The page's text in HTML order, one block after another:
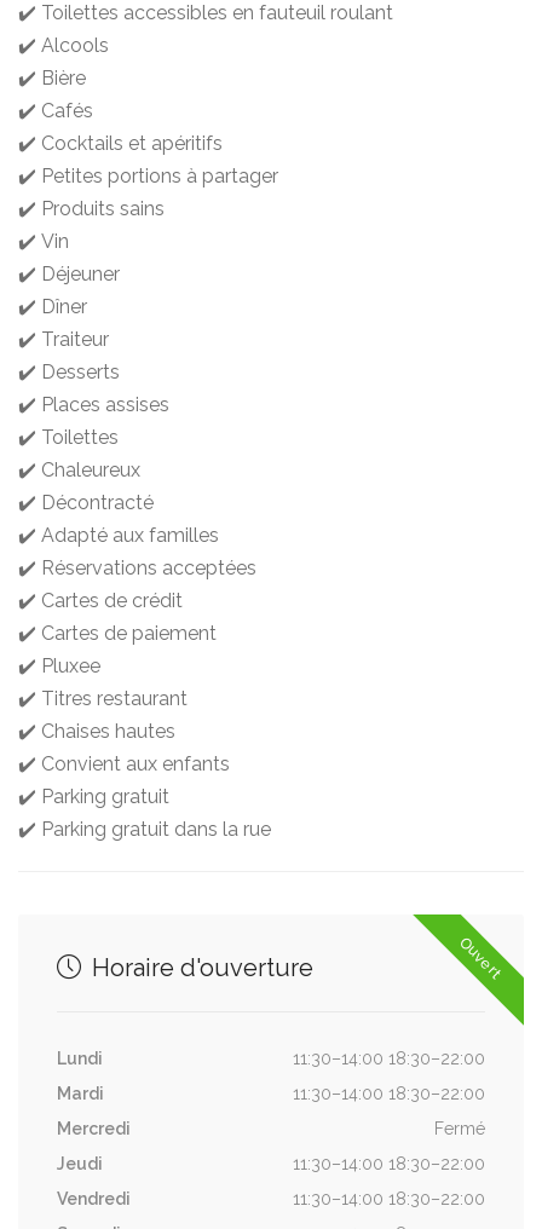
✔️ Toilettes accessibles en fauteuil roulant
✔️ Alcools
✔️ Bière
✔️ Cafés
✔️ Cocktails et apéritifs
✔️ Petites portions à partager
✔️ Produits sains
✔️ Vin
✔️ Déjeuner
✔️ Dîner
✔️ Traiteur
✔️ Desserts
✔️ Places assises
✔️ Toilettes
✔️ Chaleureux
✔️ Décontracté
✔️ Adapté aux familles
✔️ Réservations acceptées
✔️ Cartes de crédit
✔️ Cartes de paiement
✔️ Pluxee
✔️ Titres restaurant
✔️ Chaises hautes
✔️ Convient aux enfants
✔️ Parking gratuit
✔️ Parking gratuit dans la rue
Ouvert
Horaire d'ouverture
Lundi
11:30–14:00 18:30–22:00
Mardi
11:30–14:00 18:30–22:00
Mercredi
Fermé
Jeudi
11:30–14:00 18:30–22:00
Vendredi
11:30–14:00 18:30–22:00